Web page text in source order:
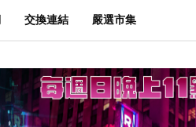
交換連結 嚴選市集